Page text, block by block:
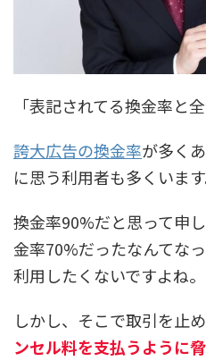
「表記されてる換金率と
誇大広告の換金率が多く
に思う利用者も多くいます
換金率90%だと思って申
金率70%だったなんてな
利用したくないですよね。
しかし、そこで取引を止め
ンセル料を支払うように